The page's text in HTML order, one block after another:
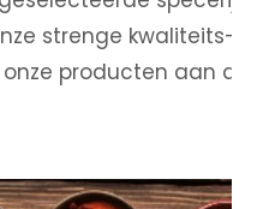
strenge kwaliteits- en
producten aan de